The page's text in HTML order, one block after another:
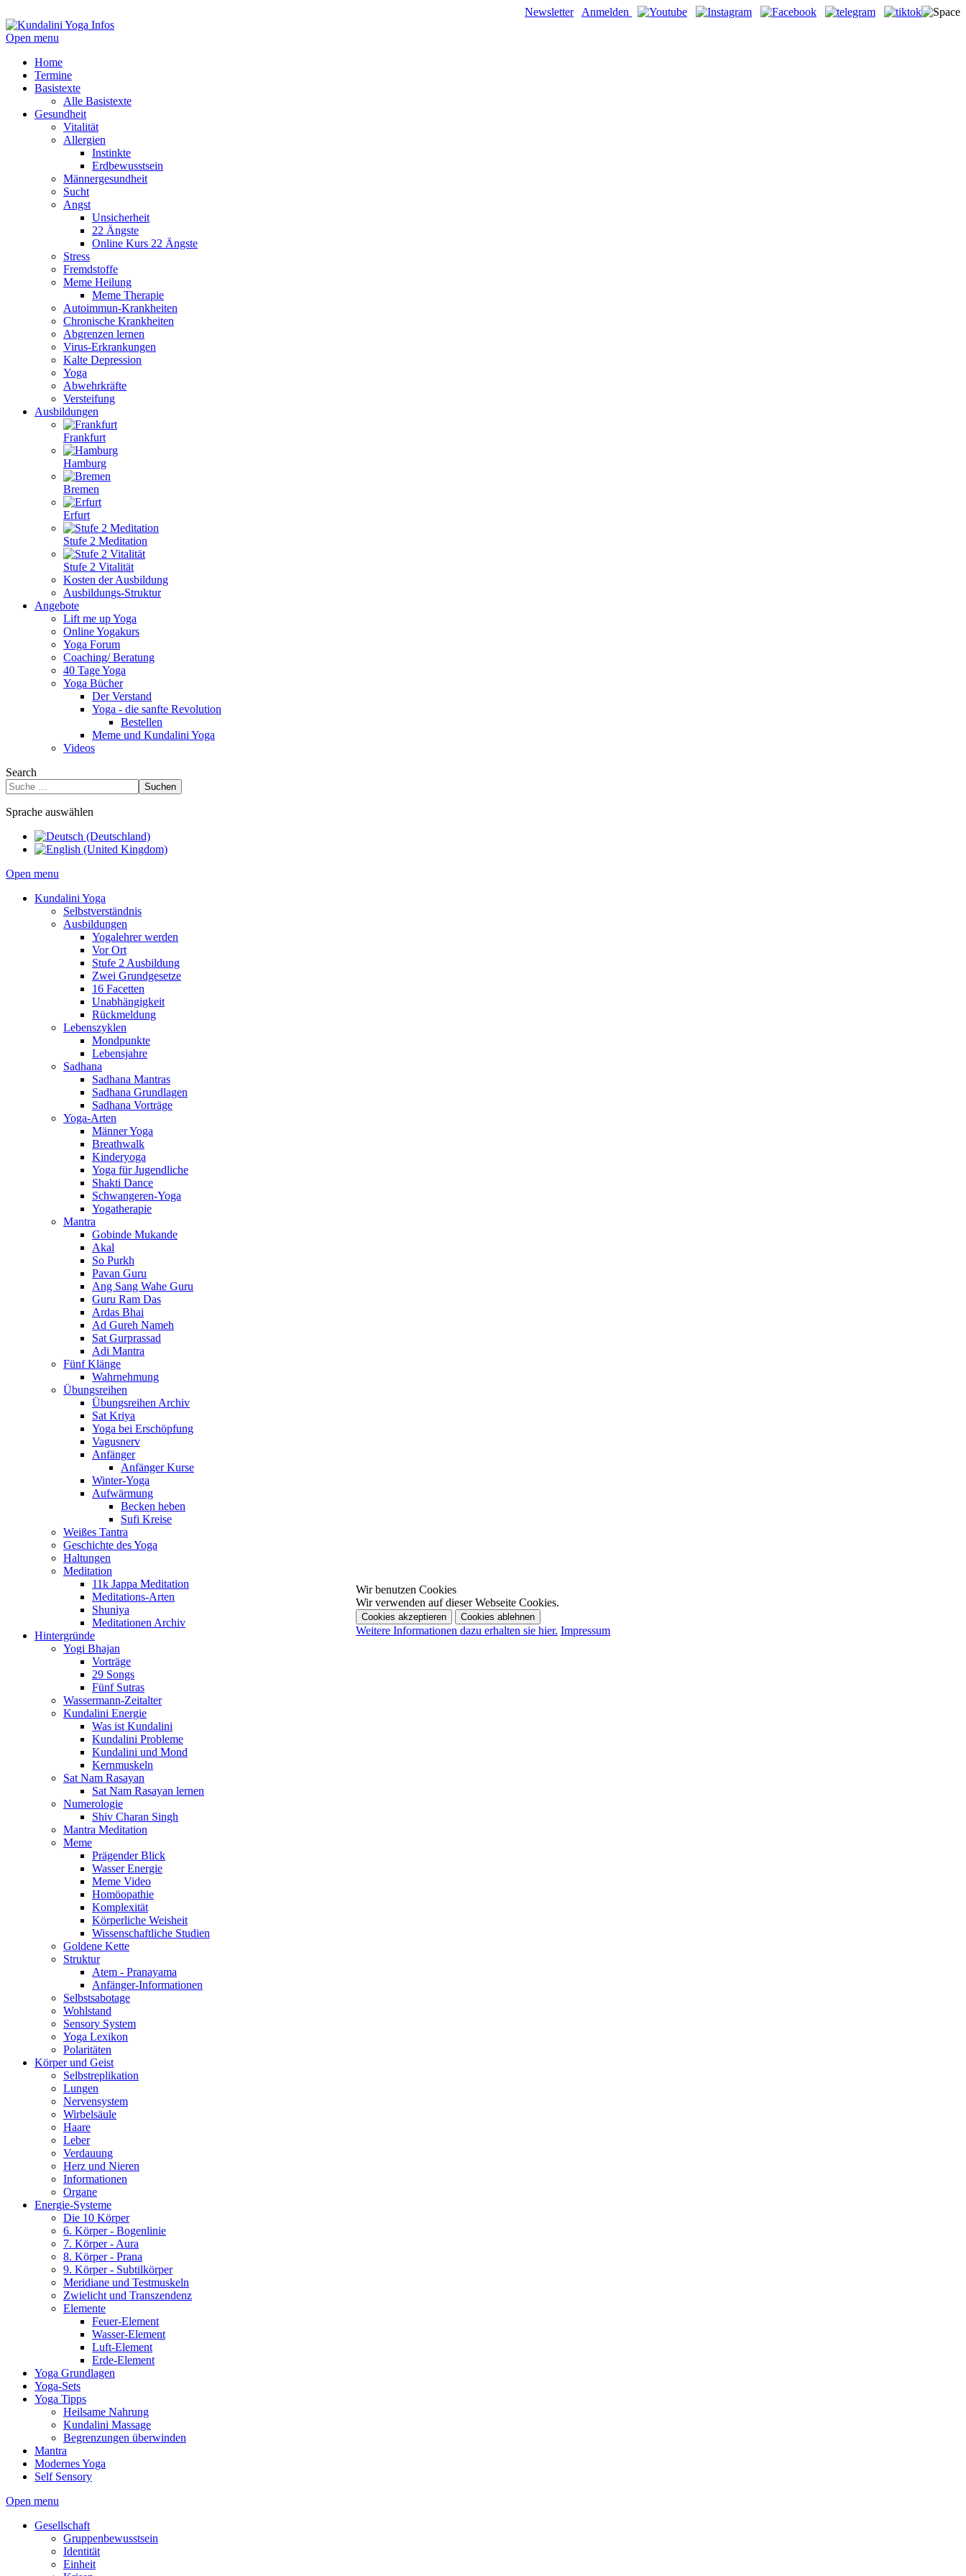
Newsletter Anmelden
Open menu
Home
Termine
Basistexte
Alle Basistexte
Gesundheit
Vitalität
Allergien
Instinkte
Erdbewusstsein
Männergesundheit
Sucht
Angst
Unsicherheit
22 Ängste
Online Kurs 22 Ängste
Stress
Fremdstoffe
Meme Heilung
Meme Therapie
Autoimmun-Krankheiten
Chronische Krankheiten
Abgrenzen lernen
Virus-Erkrankungen
Kalte Depression
Yoga
Abwehrkräfte
Versteifung
Ausbildungen
Frankfurt
Hamburg
Bremen
Erfurt
Stufe 2 Meditation
Stufe 2 Vitalität
Kosten der Ausbildung
Ausbildungs-Struktur
Angebote
Lift me up Yoga
Online Yogakurs
Yoga Forum
Coaching/ Beratung
40 Tage Yoga
Yoga Bücher
Der Verstand
Yoga - die sanfte Revolution
Bestellen
Meme und Kundalini Yoga
Videos
Search
Suchen
Sprache auswählen
Open menu
Kundalini Yoga
Selbstverständnis
Ausbildungen
Yogalehrer werden
Vor Ort
Stufe 2 Ausbildung
Zwei Grundgesetze
16 Facetten
Unabhängigkeit
Rückmeldung
Lebenszyklen
Mondpunkte
Lebensjahre
Sadhana
Sadhana Mantras
Sadhana Grundlagen
Sadhana Vorträge
Yoga-Arten
Männer Yoga
Breathwalk
Kinderyoga
Yoga für Jugendliche
Shakti Dance
Schwangeren-Yoga
Yogatherapie
Mantra
Gobinde Mukande
Akal
So Purkh
Pavan Guru
Ang Sang Wahe Guru
Guru Ram Das
Ardas Bhai
Ad Gureh Nameh
Sat Gurprassad
Adi Mantra
Fünf Klänge
Wahrnehmung
Übungsreihen
Übungsreihen Archiv
Sat Kriya
Yoga bei Erschöpfung
Vagusnerv
Anfänger
Anfänger Kurse
Winter-Yoga
Aufwärmung
Becken heben
Sufi Kreise
Weißes Tantra
Geschichte des Yoga
Haltungen
Meditation
11k Jappa Meditation
Meditations-Arten
Shuniya
Meditationen Archiv
Hintergründe
Yogi Bhajan
Vorträge
29 Songs
Fünf Sutras
Wassermann-Zeitalter
Kundalini Energie
Was ist Kundalini
Kundalini Probleme
Kundalini und Mond
Kernmuskeln
Sat Nam Rasayan
Sat Nam Rasayan lernen
Numerologie
Shiv Charan Singh
Mantra Meditation
Meme
Prägender Blick
Wasser Energie
Meme Video
Homöopathie
Komplexität
Körperliche Weisheit
Wissenschaftliche Studien
Goldene Kette
Struktur
Atem - Pranayama
Anfänger-Informationen
Selbstsabotage
Wohlstand
Sensory System
Yoga Lexikon
Polaritäten
Körper und Geist
Selbstreplikation
Lungen
Nervensystem
Wirbelsäule
Haare
Leber
Verdauung
Herz und Nieren
Informationen
Organe
Energie-Systeme
Die 10 Körper
6. Körper - Bogenlinie
7. Körper - Aura
8. Körper - Prana
9. Körper - Subtilkörper
Meridiane und Testmuskeln
Zwielicht und Transzendenz
Elemente
Feuer-Element
Wasser-Element
Luft-Element
Erde-Element
Yoga Grundlagen
Yoga-Sets
Yoga Tipps
Heilsame Nahrung
Kundalini Massage
Begrenzungen überwinden
Mantra
Modernes Yoga
Self Sensory
Open menu
Gesellschaft
Gruppenbewusstsein
Identität
Einheit
Wir benutzen Cookies
Wir verwenden auf dieser Webseite Cookies.
Cookies akzeptieren Cookies ablehnen
Weitere Informationen dazu erhalten sie hier. Impressum